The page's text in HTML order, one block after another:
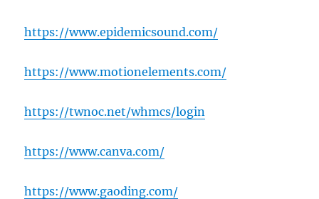
https://www.epidemicsound.com/
https://www.motionelements.com/
https://twnoc.net/whmcs/login
https://www.canva.com/
https://www.gaoding.com/